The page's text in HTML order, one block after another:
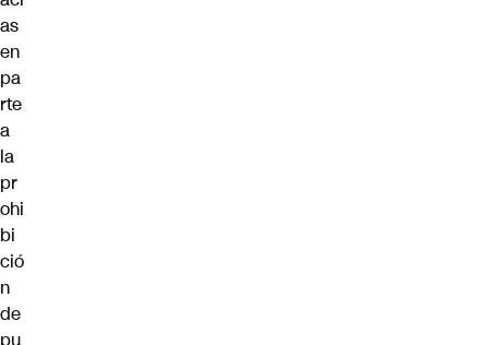
as
en
pa
rte
a
la
pr
ohi
bi
ció
n
de